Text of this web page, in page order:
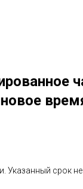
Указанный срок